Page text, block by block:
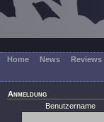
Home News Reviews
Anmeldung
Benutzername